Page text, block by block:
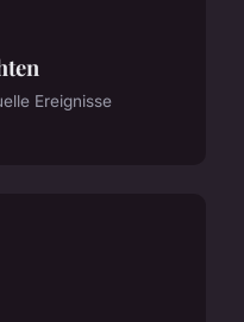
Ereignisse